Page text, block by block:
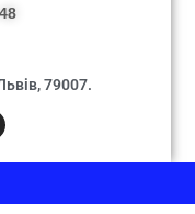
79007.